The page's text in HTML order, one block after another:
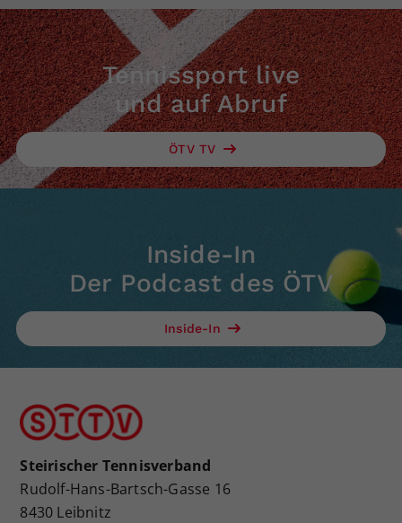
Tennissport live
und auf Abruf
ÖTV TV
Inside-In
Der Podcast des ÖTV
Inside-In
Steirischer Tennisverband
Rudolf-Hans-Bartsch-Gasse 16
8430 Leibnitz